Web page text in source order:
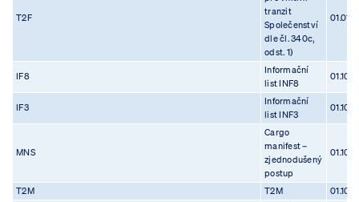
T2F
tranzit
Společenství
dle čl. 340c,
odst. 1)
IF8
Informační
list INF8
IF3
Informační
list INF3
MNS
Cargo
manifest –
zjednodušený
postup
T2M T2M